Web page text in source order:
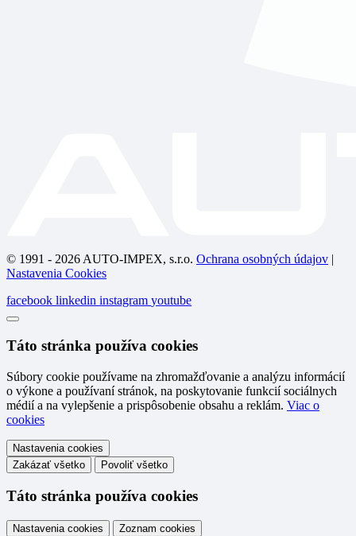
© 1991 - 2026 AUTO-IMPEX, s.r.o. Ochrana osobných údajov |
Nastavenia Cookies
facebook linkedin instagram youtube
Táto stránka používa cookies
Súbory cookie používame na zhromažďovanie a analýzu informácií
o výkone a používaní stránok, na poskytovanie funkcií sociálnych
médií a na vylepšenie a prispôsobenie obsahu a reklám. Viac o
cookies
Nastavenia cookies
Zakázať všetko
Povoliť všetko
Táto stránka používa cookies
Nastavenia cookies Zoznam cookies